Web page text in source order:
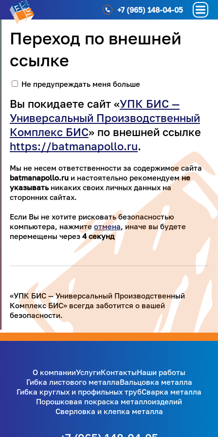
+7 (965) 148-04-05
Переход по внешней
ссылке
Не предупреждать меня больше
Вы покидаете сайт «УПК БИС —
Универсальный Производственный
Комплекс БИС» по внешней ссылке
https://batmanapollo.ru.
Мы не несем ответственности за содержимое сайта
batmanapollo.ru и настоятельно рекомендуемне
указыватьникаких своих личных данных на
сторонних сайтах.
Если Вы не хотите рисковать безопасностью
компьютера, нажмитеотмена, иначе вы будете
перемещены через 4секунд
«УПК БИС — Универсальный Производственный
Комплекс БИС» всегда заботится о вашей
безопасности.
О компанииУслугиКонтактыНаши работы
Гибка листового металлаВальцовка металла
Гибка круглых и профильных трубСварка металла
Порошковая покраска металлоизделий
Сверловка и клепка металла